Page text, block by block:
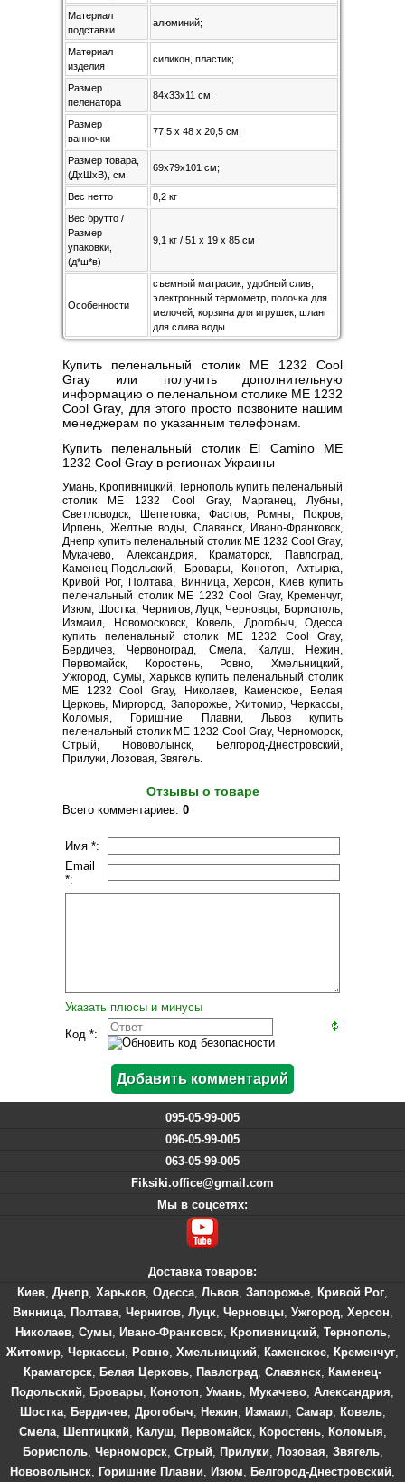
Материал
подставки
алюминий;
Материал
изделия
силикон, пластик;
Размер
пеленатора
84х33х11 см;
Размер
ванночки
77,5 х 48 x 20,5 см;
Размер товара,
(ДхШхВ), см.
69х79х101 см;
Вес нетто
8,2 кг
Вес брутто /
Размер
упаковки,
(д*ш*в)
9,1 кг / 51 х 19 х 85 см
Особенности
съемный матрасик, удобный слив,
электронный термометр, полочка для
мелочей, корзина для игрушек, шланг
для слива воды
Купить пеленальный столик ME 1232 Cool
Gray или получить дополнительную
информацию о пеленальном столике ME 1232
Cool Gray, для этого просто позвоните нашим
менеджерам по указанным телефонам.
Купить пеленальный столик El Camino ME
1232 Cool Gray в регионах Украины
Умань, Кропивницкий, Тернополь купить пеленальный
столик ME 1232 Cool Gray, Марганец, Лубны,
Светловодск, Шепетовка, Фастов, Ромны, Покров,
Ирпень, Желтые воды, Славянск, Ивано-Франковск,
Днепр купить пеленальный столик ME 1232 Cool Gray,
Мукачево, Александрия, Краматорск, Павлоград,
Каменец-Подольский, Бровары, Конотоп, Ахтырка,
Кривой Рог, Полтава, Винница, Херсон, Киев купить
пеленальный столик ME 1232 Cool Gray, Кременчуг,
Изюм, Шостка, Чернигов, Луцк, Черновцы, Борисполь,
Измаил, Новомосковск, Ковель, Дрогобыч, Одесса
купить пеленальный столик ME 1232 Cool Gray,
Бердичев, Червоноград, Смела, Калуш, Нежин,
Первомайск, Коростень, Ровно, Хмельницкий,
Ужгород, Сумы, Харьков купить пеленальный столик
ME 1232 Cool Gray, Николаев, Каменское, Белая
Церковь, Миргород, Запорожье, Житомир, Черкассы,
Коломыя, Горишние Плавни, Львов купить
пеленальный столик ME 1232 Cool Gray, Черноморск,
Стрый, Нововолынск, Белгород-Днестровский,
Прилуки, Лозовая, Звягель.
Отзывы о товаре
Всего комментариев: 0
Имя *:
Email
*:
Указать плюсы и минусы
Код *:
095-05-99-005
096-05-99-005
063-05-99-005
Fiksiki.office@gmail.com
Мы в соцсетях:
Доставка товаров:
Киев, Днепр, Харьков, Одесса, Львов, Запорожье, Кривой Рог,
Винница, Полтава, Чернигов, Луцк, Черновцы, Ужгород, Херсон,
Николаев, Сумы, Ивано-Франковск, Кропивницкий, Тернополь,
Житомир, Черкассы, Ровно, Хмельницкий, Каменское, Кременчуг,
Краматорск, Белая Церковь, Павлоград, Славянск, Каменец-
Подольский, Бровары, Конотоп, Умань, Мукачево, Александрия,
Шостка, Бердичев, Дрогобыч, Нежин, Измаил, Самар, Ковель,
Смела, Шептицкий, Калуш, Первомайск, Коростень, Коломыя,
Борисполь, Черноморск, Стрый, Прилуки, Лозовая, Звягель,
Нововолынск, Горишние Плавни, Изюм, Белгород-Днестровский,